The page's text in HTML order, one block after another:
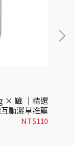
× 罐 ｜精選
動灑草推薦
NT$110